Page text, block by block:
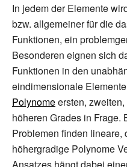
In jedem der Elemente
bzw. allgemeiner für die
Funktionen, ein
Besonderen eignen sich
Funktionen in den
eindimensionale
Polynomeersten,
höheren Grades in
Problemen finden lineare,
höhergradige Polynome
Ansatzes hängt dabei